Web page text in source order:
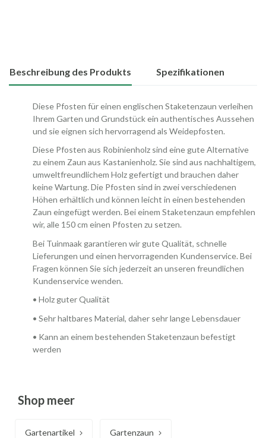
Beschreibung des Produkts Spezifikationen
Diese Pfosten für einen englischen Staketenzaun verleihen
Ihrem Garten und Grundstück ein authentisches Aussehen
und sie eignen sich hervorragend als Weidepfosten.
Diese Pfosten aus Robinienholz sind eine gute Alternative
zu einem Zaun aus Kastanienholz. Sie sind aus nachhaltigem,
umweltfreundlichem Holz gefertigt und brauchen daher
keine Wartung. Die Pfosten sind in zwei verschiedenen
Höhen erhältlich und können leicht in einen bestehenden
Zaun eingefügt werden. Bei einem Staketenzaun empfehlen
wir, alle 150 cm einen Pfosten zu setzen.
Bei Tuinmaak garantieren wir gute Qualität, schnelle
Lieferungen und einen hervorragenden Kundenservice. Bei
Fragen können Sie sich jederzeit an unseren freundlichen
Kundenservice wenden.
• Holz guter Qualität
• Sehr haltbares Material, daher sehr lange Lebensdauer
• Kann an einem bestehenden Staketenzaun befestigt
werden
Shop meer
Gartenartikel Gartenzaun